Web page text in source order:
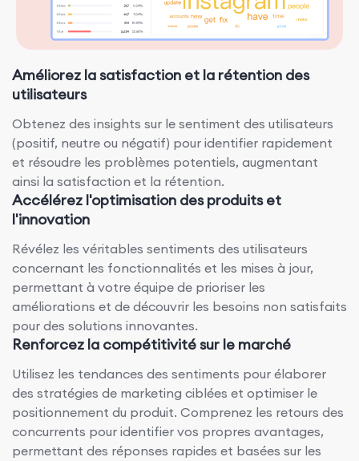
Améliorez la satisfaction et la rétention des
utilisateurs
Obtenez des insights sur le sentiment des utilisateurs
(positif, neutre ou négatif) pour identifier rapidement
et résoudre les problèmes potentiels, augmentant
ainsi la satisfaction et la rétention.
Accélérez l'optimisation des produits et
l'innovation
Révélez les véritables sentiments des utilisateurs
concernant les fonctionnalités et les mises à jour,
permettant à votre équipe de prioriser les
améliorations et de découvrir les besoins non satisfaits
pour des solutions innovantes.
Renforcez la compétitivité sur le marché
Utilisez les tendances des sentiments pour élaborer
des stratégies de marketing ciblées et optimiser le
positionnement du produit. Comprenez les retours des
concurrents pour identifier vos propres avantages,
permettant des réponses rapides et basées sur les